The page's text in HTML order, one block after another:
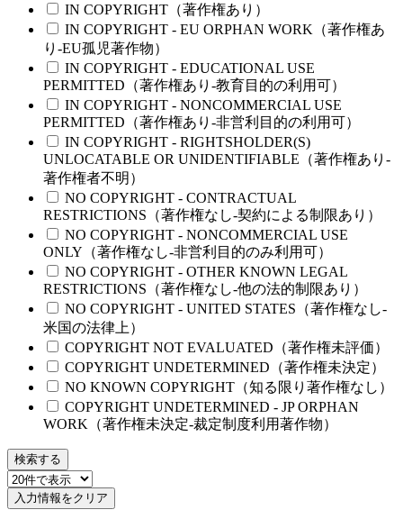
IN COPYRIGHT（著作権あり）
IN COPYRIGHT - EU ORPHAN WORK（著作権あ
り-EU孤児著作物）
IN COPYRIGHT - EDUCATIONAL USE
PERMITTED（著作権あり-教育目的の利用可）
IN COPYRIGHT - NONCOMMERCIAL USE
PERMITTED（著作権あり-非営利目的の利用可）
IN COPYRIGHT - RIGHTSHOLDER(S)
UNLOCATABLE OR UNIDENTIFIABLE（著作権あり-
著作権者不明）
NO COPYRIGHT - CONTRACTUAL
RESTRICTIONS（著作権なし-契約による制限あり）
NO COPYRIGHT - NONCOMMERCIAL USE
ONLY（著作権なし-非営利目的のみ利用可）
NO COPYRIGHT - OTHER KNOWN LEGAL
RESTRICTIONS（著作権なし-他の法的制限あり）
NO COPYRIGHT - UNITED STATES（著作権なし-
米国の法律上）
COPYRIGHT NOT EVALUATED（著作権未評価）
COPYRIGHT UNDETERMINED（著作権未決定）
NO KNOWN COPYRIGHT（知る限り著作権なし）
COPYRIGHT UNDETERMINED - JP ORPHAN
WORK（著作権未決定-裁定制度利用著作物）
検索する
入力情報をクリア